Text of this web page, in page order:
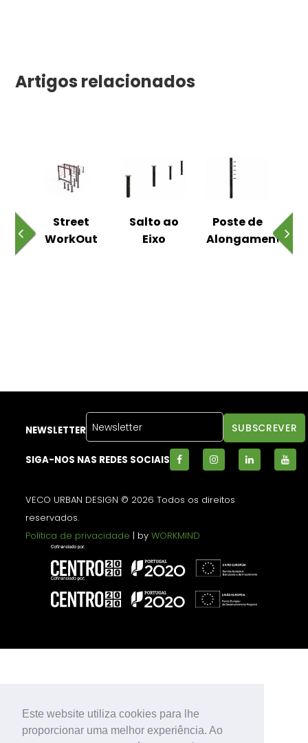
Este website utiliza cookies para lhe
proporcionar uma melhor experiência. Ao
Artigos relacionados
Street
WorkOut
Salto ao
Eixo
Poste de
Alongamentos
NEWSLETTER
SIGA-NOS NAS REDES SOCIAIS
VECO URBAN DESIGN © 2026 Todos os direitos
reservados.
Política de privacidade | byWORKMIND